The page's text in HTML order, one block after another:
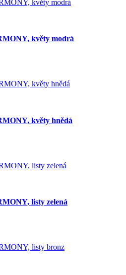
květy modrá
květy hnědá
listy zelená